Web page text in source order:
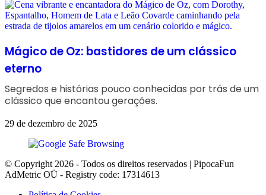
Mágico de Oz: bastidores de um clássico
eterno
Segredos e histórias pouco conhecidas por trás de um
clássico que encantou gerações.
29 de dezembro de 2025
© Copyright 2026 - Todos os direitos reservados | PipocaFun
AdMetric OÜ - Registry code: 17314613